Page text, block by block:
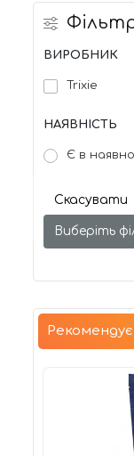
ВИРОБНИК
Trixie
НАЯВНІСТЬ
Є в
Скасувати
Виберіть